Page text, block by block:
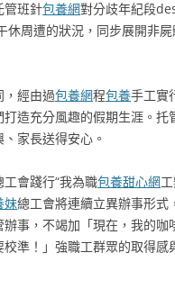
管班針包養網對分歧年紀段
休周遭的狀況，同步展開非
經由過包養網程包養手工實
造充分風趣的假期生涯。托
家長送得安心。
會踐行“我為職包養甜心網
妹總工會將連續立異辦事形式
事，不竭加「現在，我的咖
準！」強職工群眾的取得感